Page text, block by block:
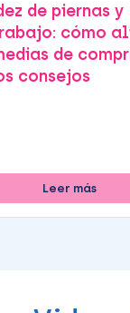
de piernas y
cómo
de
consejos
Leer más